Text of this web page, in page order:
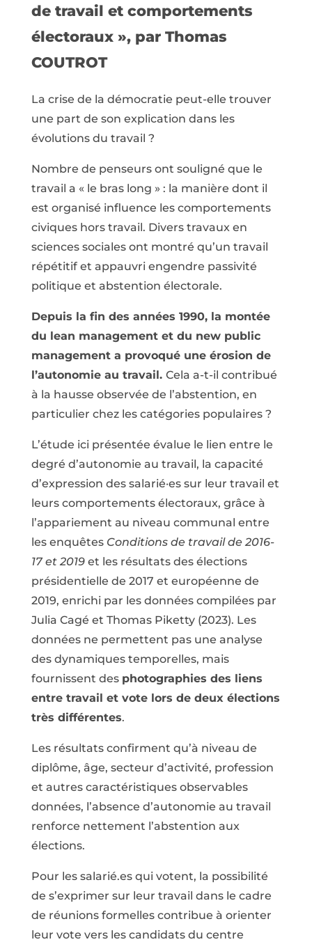
de travail et comportements
électoraux », par Thomas
COUTROT
La crise de la démocratie peut-elle trouver
une part de son explication dans les
évolutions du travail ?
Nombre de penseurs ont souligné que le
travail a « le bras long » : la manière dont il
est organisé influence les comportements
civiques hors travail. Divers travaux en
sciences sociales ont montré qu’un travail
répétitif et appauvri engendre passivité
politique et abstention électorale.
Depuis la fin des années 1990, la montée
du lean management et du new public
management a provoqué une érosion de
l’autonomie au travail. Cela a-t-il contribué
à la hausse observée de l’abstention, en
particulier chez les catégories populaires ?
L’étude ici présentée évalue le lien entre le
degré d’autonomie au travail, la capacité
d’expression des salarié·es sur leur travail et
leurs comportements électoraux, grâce à
l’appariement au niveau communal entre
les enquêtes Conditions de travail de 2016-
17 et 2019et les résultats des élections
présidentielle de 2017 et européenne de
2019, enrichi par les données compilées par
Julia Cagé et Thomas Piketty (2023). Les
données ne permettent pas une analyse
des dynamiques temporelles, mais
fournissent des photographies des liens
entre travail et vote lors de deux élections
très différentes.
Les résultats confirment qu’à niveau de
diplôme, âge, secteur d’activité, profession
et autres caractéristiques observables
données, l’absence d’autonomie au travail
renforce nettement l’abstention aux
élections.
Pour les salarié.es qui votent, la possibilité
de s’exprimer sur leur travail dans le cadre
de réunions formelles contribue à orienter
leur vote vers les candidats du centre